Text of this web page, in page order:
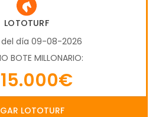
LOTOTURF
día 09-08-2026
BOTE MILLONARIO:
LOTOTURF